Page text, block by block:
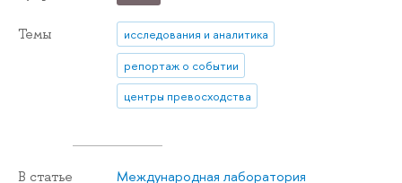
Темы
исследования и аналитика
репортаж о событии
центры превосходства
В статье
Международная лаборатория